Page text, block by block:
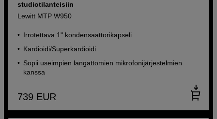
studiotilanteisiin
Lewitt MTP W950
Irrotettava 1" kondensaattorikapseli
Kardioidi/Superkardioidi
Sopii useimpien langattomien mikrofonijärjestelmien
kanssa
739 EUR